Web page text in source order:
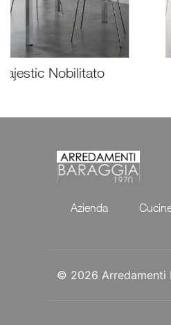
Nobilitato
Azienda
© 2026 Arredamenti